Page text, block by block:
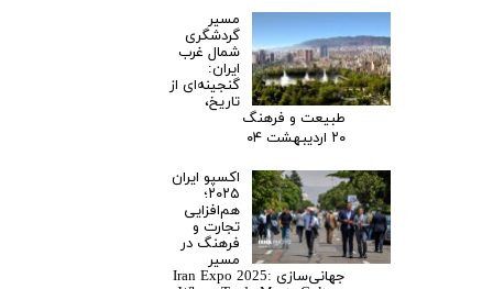
مسیر
گردشگری
شمال غرب
ایران:
گنجینه‌ای از
تاریخ،
طبیعت و فرهنگ
۲۰ اردیبهشت ۰۴
اکسپو ایران
۲۰۲۵؛
هم‌افزایی
تجارت و
فرهنگ در
مسیر
جهانی‌سازی Iran Expo 2025: